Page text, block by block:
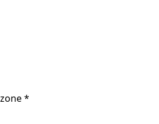
*